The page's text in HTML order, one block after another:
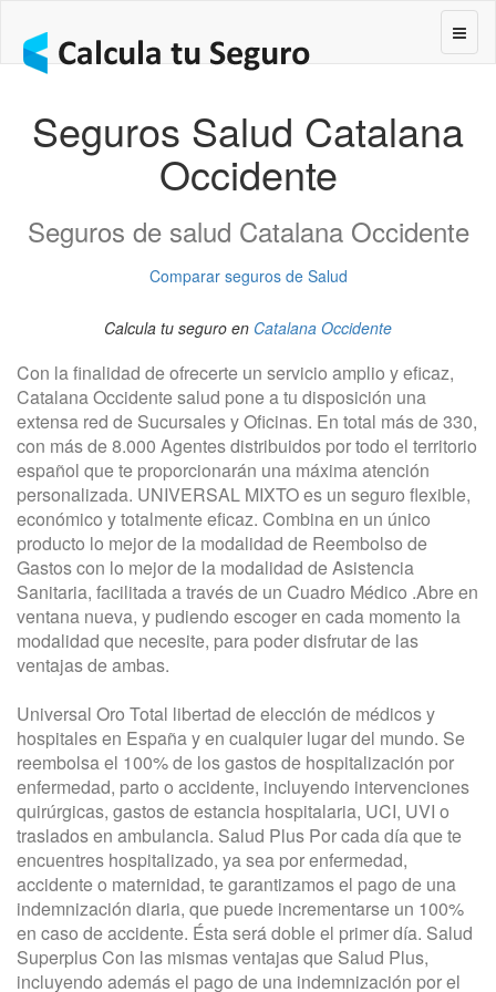
Seguros Salud Catalana
Occidente
Seguros de salud Catalana Occidente
Comparar seguros de Salud
Calcula tu seguro en Catalana Occidente
Con la finalidad de ofrecerte un servicio amplio y eficaz,
Catalana Occidente salud pone a tu disposición una
extensa red de Sucursales y Oficinas. En total más de 330,
con más de 8.000 Agentes distribuidos por todo el territorio
español que te proporcionarán una máxima atención
personalizada. UNIVERSAL MIXTO es un seguro flexible,
económico y totalmente eficaz. Combina en un único
producto lo mejor de la modalidad de Reembolso de
Gastos con lo mejor de la modalidad de Asistencia
Sanitaria, facilitada a través de un Cuadro Médico .Abre en
ventana nueva, y pudiendo escoger en cada momento la
modalidad que necesite, para poder disfrutar de las
ventajas de ambas.
Universal Oro Total libertad de elección de médicos y
hospitales en España y en cualquier lugar del mundo. Se
reembolsa el 100% de los gastos de hospitalización por
enfermedad, parto o accidente, incluyendo intervenciones
quirúrgicas, gastos de estancia hospitalaria, UCI, UVI o
traslados en ambulancia. Salud Plus Por cada día que te
encuentres hospitalizado, ya sea por enfermedad,
accidente o maternidad, te garantizamos el pago de una
indemnización diaria, que puede incrementarse un 100%
en caso de accidente. Ésta será doble el primer día. Salud
Superplus Con las mismas ventajas que Salud Plus,
incluyendo además el pago de una indemnización por el